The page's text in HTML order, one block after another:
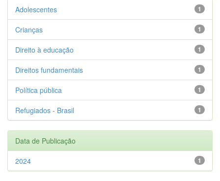
1
Adolescentes
1
Crianças
1
Direito à educação
1
Direitos fundamentais
1
Política pública
1
Refugiados - Brasil
Data de Publicação
1
2024